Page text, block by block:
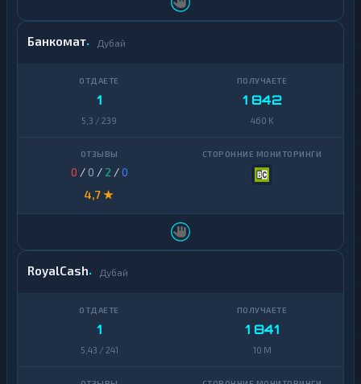
Банкомат Дубай
1
5,3 / 239
1 842
460 K
0 / 0 / 2 /0
4,7 ★
RoyalCash Дубай
1
5,43 / 241
1 841
10 M